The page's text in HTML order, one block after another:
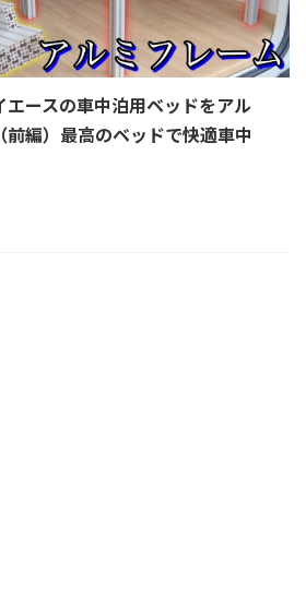
エースの車中泊用ベッドをアル
編）最高のベッドで快適車中